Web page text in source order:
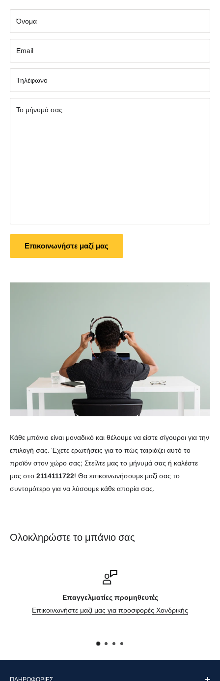
Όνομα
Εmail
Τηλέφωνο
Το μήνυμά σας
Επικοινωνήστε μαζί μας
Κάθε μπάνιο είναι μοναδικό και θέλουμε να είστε σίγουροι για την
επιλογή σας. Έχετε ερωτήσεις για το πώς ταιριάζει αυτό το
προϊόν στον χώρο σας; Στείλτε μας το μήνυμά σας ή καλέστε
μας στο 2114111722! Θα επικοινωνήσουμε μαζί σας το
συντομότερο για να λύσουμε κάθε απορία σας.
Ολοκληρώστε το μπάνιο σας
Επαγγελματίες προμηθευτές
Επικοινωνήστε μαζί μας για προσφορές Χονδρικής
ΠΛΗΡΟΦΟΡΊΕΣ